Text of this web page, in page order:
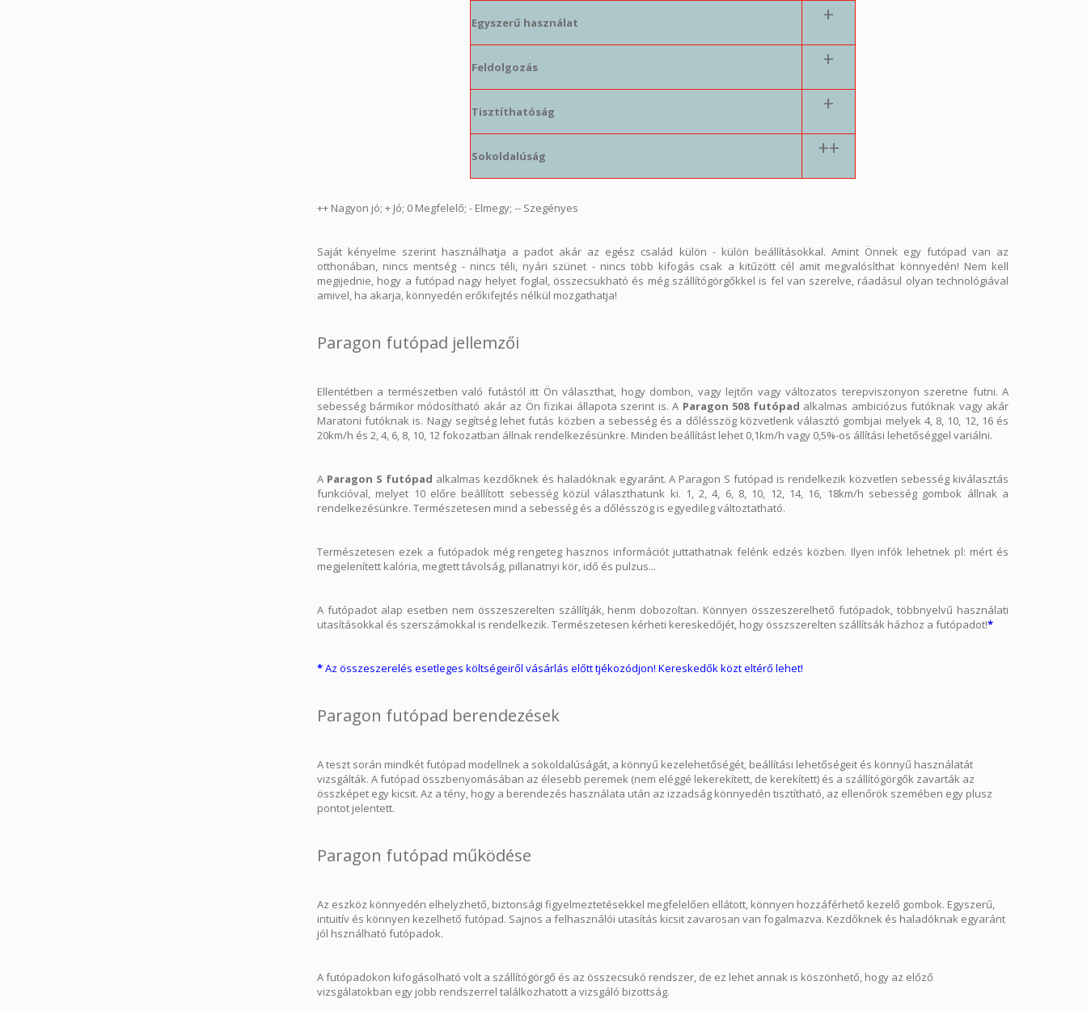
Egyszerű használat +
Feldolgozás +
Tisztíthatóság +
Sokoldalúság ++
++ Nagyon jó; + Jó; 0 Megfelelő; - Elmegy; -- Szegényes
Saját kényelme szerint használhatja a padot akár az egész család külön - külön beállításokkal. Amint Önnek egy futópad van az
otthonában, nincs mentség - nincs téli, nyári szünet - nincs több kifogás csak a kitűzött cél amit megvalósíthat könnyedén! Nem kell
megijednie, hogy a futópad nagy helyet foglal, összecsukható és még szállítógörgőkkel is fel van szerelve, ráadásul olyan technológiával
amivel, ha akarja, könnyedén erőkifejtés nélkül mozgathatja!
Paragon futópad jellemzői
Ellentétben a természetben való futástól itt Ön választhat, hogy dombon, vagy lejtőn vagy változatos terepviszonyon szeretne futni. A
sebesség bármikor módosítható akár az Ön fizikai állapota szerint is. A Paragon 508 futópad alkalmas ambiciózus futóknak vagy akár
Maratoni futóknak is. Nagy segítség lehet futás közben a sebesség és a dőlésszög közvetlenk választó gombjai melyek 4, 8, 10, 12, 16 és
20km/h és 2, 4, 6, 8, 10, 12 fokozatban állnak rendelkezésünkre. Minden beállítást lehet 0,1km/h vagy 0,5%-os állítási lehetőséggel variálni.
A Paragon S futópad alkalmas kezdőknek és haladóknak egyaránt. A Paragon S futópad is rendelkezik közvetlen sebesség kiválasztás
funkcióval, melyet 10 előre beállított sebesség közül választhatunk ki. 1, 2, 4, 6, 8, 10, 12, 14, 16, 18km/h sebesség gombok állnak a
rendelkezésünkre. Természetesen mind a sebesség és a dőlésszög is egyedileg változtatható.
Természetesen ezek a futópadok még rengeteg hasznos információt juttathatnak felénk edzés közben. Ilyen infók lehetnek pl: mért és
megjelenített kalória, megtett távolság, pillanatnyi kör, idő és pulzus...
A futópadot alap esetben nem összeszerelten szállítják, henm dobozoltan. Könnyen összeszerelhető futópadok, többnyelvű használati
utasításokkal és szerszámokkal is rendelkezik. Természetesen kérheti kereskedőjét, hogy összszerelten szállítsák házhoz a futópadot!*
*Az összeszerelés esetleges költségeiről vásárlás előtt tjékozódjon! Kereskedők közt eltérő lehet!
Paragon futópad berendezések
A teszt során mindkét futópad modellnek a sokoldalúságát, a könnyű kezelehetőségét, beállítási lehetőségeit és könnyű használatát
vizsgálták. A futópad összbenyomásában az élesebb peremek (nem eléggé lekerekített, de kerekített) és a szállítógörgők zavarták az
összképet egy kicsit. Az a tény, hogy a berendezés használata után az izzadság könnyedén tisztítható, az ellenőrök szemében egy plusz
pontot jelentett.
Paragon futópad működése
Az eszköz könnyedén elhelyzhető, biztonsági figyelmeztetésekkel megfelelően ellátott, könnyen hozzáférhető kezelő gombok. Egyszerű,
intuitív és könnyen kezelhető futópad. Sajnos a felhasználói utasítás kicsit zavarosan van fogalmazva. Kezdőknek és haladóknak egyaránt
jól hsználható futópadok.
A futópadokon kifogásolható volt a szállítógörgő és az összecsukó rendszer, de ez lehet annak is köszönhető, hogy az előző
vizsgálatokban egy jobb rendszerrel találkozhatott a vizsgáló bizottság.